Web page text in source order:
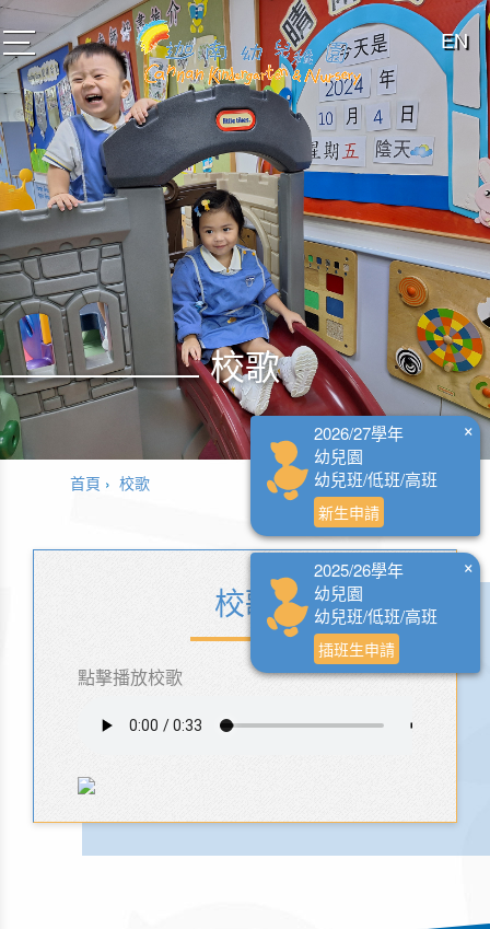
×
2026/27學年
幼兒園
幼兒班/低班/高班
新生申請
×
2025/26學年
幼兒園
幼兒班/低班/高班
插班生申請
toggle
navigation
EN
校歌
首頁 校歌
校歌
點擊播放校歌